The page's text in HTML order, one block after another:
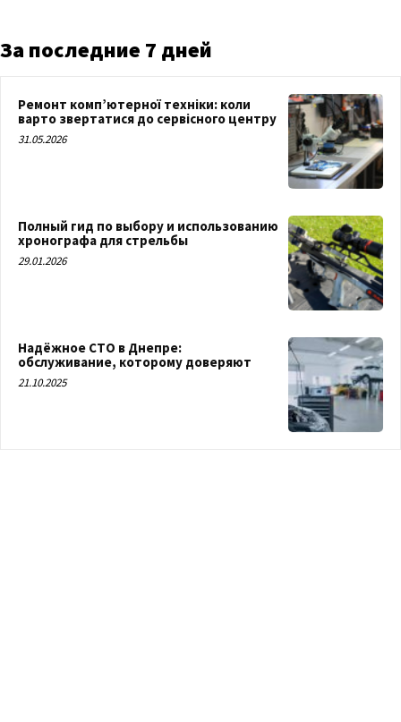
За последние 7 дней
Ремонт комп’ютерної техніки: коли
варто звертатися до сервісного центру
31.05.2026
Полный гид по выбору и использованию
хронографа для стрельбы
29.01.2026
Надёжное СТО в Днепре:
обслуживание, которому доверяют
21.10.2025